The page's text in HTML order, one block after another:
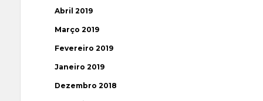
Abril 2019
Março 2019
Fevereiro 2019
Janeiro 2019
Dezembro 2018